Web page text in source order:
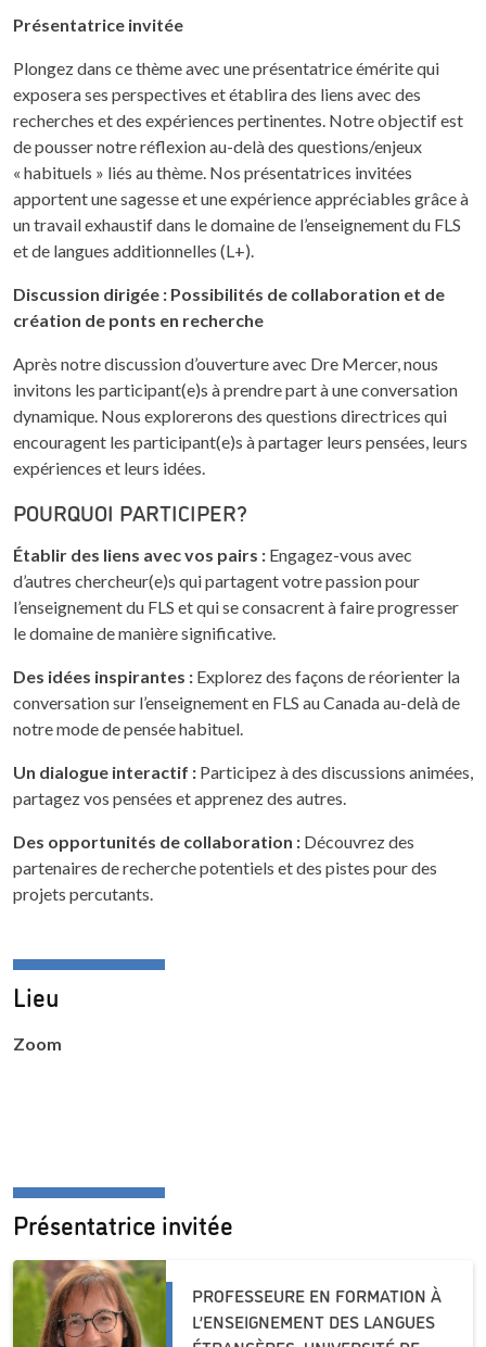
Présentatrice invitée
Plongez dans ce thème avec une présentatrice émérite qui
exposera ses perspectives et établira des liens avec des
recherches et des expériences pertinentes. Notre objectif est
de pousser notre réflexion au-delà des questions/enjeux
« habituels » liés au thème. Nos présentatrices invitées
apportent une sagesse et une expérience appréciables grâce à
un travail exhaustif dans le domaine de l’enseignement du FLS
et de langues additionnelles (L+).
Discussion dirigée : Possibilités de collaboration et de
création de ponts en recherche
Après notre discussion d’ouverture avec Dre Mercer, nous
invitons les participant(e)s à prendre part à une conversation
dynamique. Nous explorerons des questions directrices qui
encouragent les participant(e)s à partager leurs pensées, leurs
expériences et leurs idées.
POURQUOI PARTICIPER?
Établir des liens avec vos pairs : Engagez-vous avec
d’autres chercheur(e)s qui partagent votre passion pour
l’enseignement du FLS et qui se consacrent à faire progresser
le domaine de manière significative.
Des idées inspirantes : Explorez des façons de réorienter la
conversation sur l’enseignement en FLS au Canada au-delà de
notre mode de pensée habituel.
Un dialogue interactif : Participez à des discussions animées,
partagez vos pensées et apprenez des autres.
Des opportunités de collaboration : Découvrez des
partenaires de recherche potentiels et des pistes pour des
projets percutants.
Lieu
Zoom
Présentatrice invitée
PROFESSEURE EN FORMATION À
L’ENSEIGNEMENT DES LANGUES